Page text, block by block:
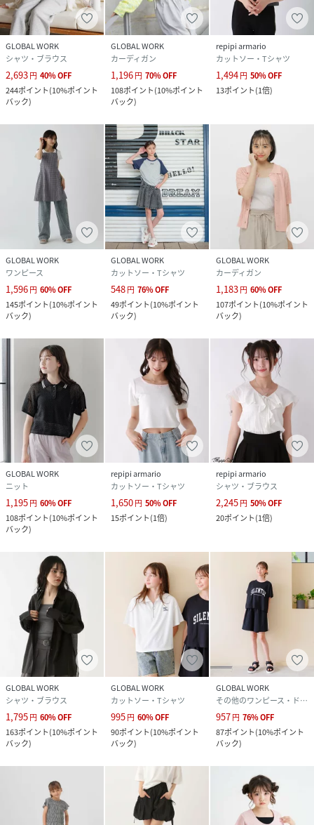
GLOBAL WORK
シャツ・ブラウス
2,693円 40%OFF
244ポイント(10%ポイント
バック)
GLOBAL WORK
カーディガン
1,196円 70%OFF
108ポイント(10%ポイント
バック)
repipi armario
カットソー・Tシャツ
1,494円 50%OFF
13ポイント(1倍)
GLOBAL WORK
ワンピース
1,596円 60%OFF
145ポイント(10%ポイント
バック)
GLOBAL WORK
カットソー・Tシャツ
548円 76%OFF
49ポイント(10%ポイント
バック)
GLOBAL WORK
カーディガン
1,183円 60%OFF
107ポイント(10%ポイント
バック)
GLOBAL WORK
ニット
1,195円 60%OFF
108ポイント(10%ポイント
バック)
repipi armario
カットソー・Tシャツ
1,650円 50%OFF
15ポイント(1倍)
repipi armario
シャツ・ブラウス
2,245円 50%OFF
20ポイント(1倍)
GLOBAL WORK
シャツ・ブラウス
1,795円 60%OFF
163ポイント(10%ポイント
バック)
GLOBAL WORK
カットソー・Tシャツ
995円 60%OFF
90ポイント(10%ポイント
バック)
GLOBAL WORK
その他のワンピース・ドレス
957円 76%OFF
87ポイント(10%ポイント
バック)